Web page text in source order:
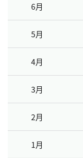
6月
5月
4月
3月
2月
1月